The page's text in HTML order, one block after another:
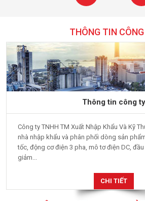
THÔNG TIN
Thông tin công ty
Công ty TNHH TM Xuất Nhập Khẩu Và Kỹ
nhà nhập khẩu và phân phối dòng sản
tốc, động cơ điện 3 pha, mô tơ điện DC,
giảm...
CHI TIẾT